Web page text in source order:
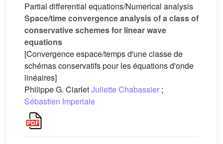
Partial differential equations/Numerical analysis
Space/time convergence analysis of a class of
conservative schemes for linear wave
equations
[Convergence espace/temps d'une classe de
schémas conservatifs pour les équations d'onde
linéaires]
Philippe G. CiarletJuliette Chabassier ;
Sébastien Imperiale